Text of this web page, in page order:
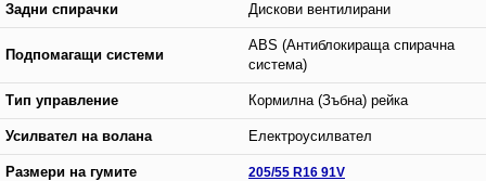
Задни спирачки Дискови вентилирани
Подпомагащи системи
ABS (Антиблокираща спирачна
система)
Тип управление Кормилна (Зъбна) рейка
Усилвател на волана Електроусилвател
Размери на гумите 205/55 R16 91V